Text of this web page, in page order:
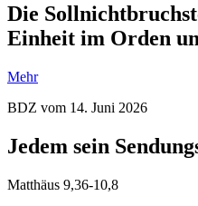
Die
Einheit im Orden
Mehr
BDZ vom 14. Juni 2026
Jedem sein
Matthäus 9,36-10,8